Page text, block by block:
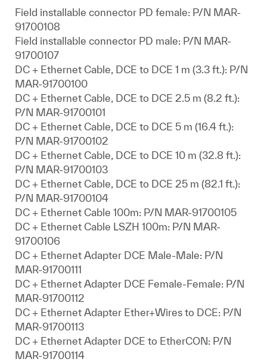
Field installable connector PD female: P/N MAR-
91700108
Field installable connector PD male: P/N MAR-
91700107
DC + Ethernet Cable, DCE to DCE 1 m (3.3 ft.): P/N
MAR-91700100
DC + Ethernet Cable, DCE to DCE 2.5 m (8.2 ft.):
P/N MAR-91700101
DC + Ethernet Cable, DCE to DCE 5 m (16.4 ft.):
P/N MAR-91700102
DC + Ethernet Cable, DCE to DCE 10 m (32.8 ft.):
P/N MAR-91700103
DC + Ethernet Cable, DCE to DCE 25 m (82.1 ft.):
P/N MAR-91700104
DC + Ethernet Cable 100m: P/N MAR-91700105
DC + Ethernet Cable LSZH 100m: P/N MAR-
91700106
DC + Ethernet Adapter DCE Male-Male: P/N
MAR-91700111
DC + Ethernet Adapter DCE Female-Female: P/N
MAR-91700112
DC + Ethernet Adapter Ether+Wires to DCE: P/N
MAR-91700113
DC + Ethernet Adapter DCE to EtherCON: P/N
MAR-91700114